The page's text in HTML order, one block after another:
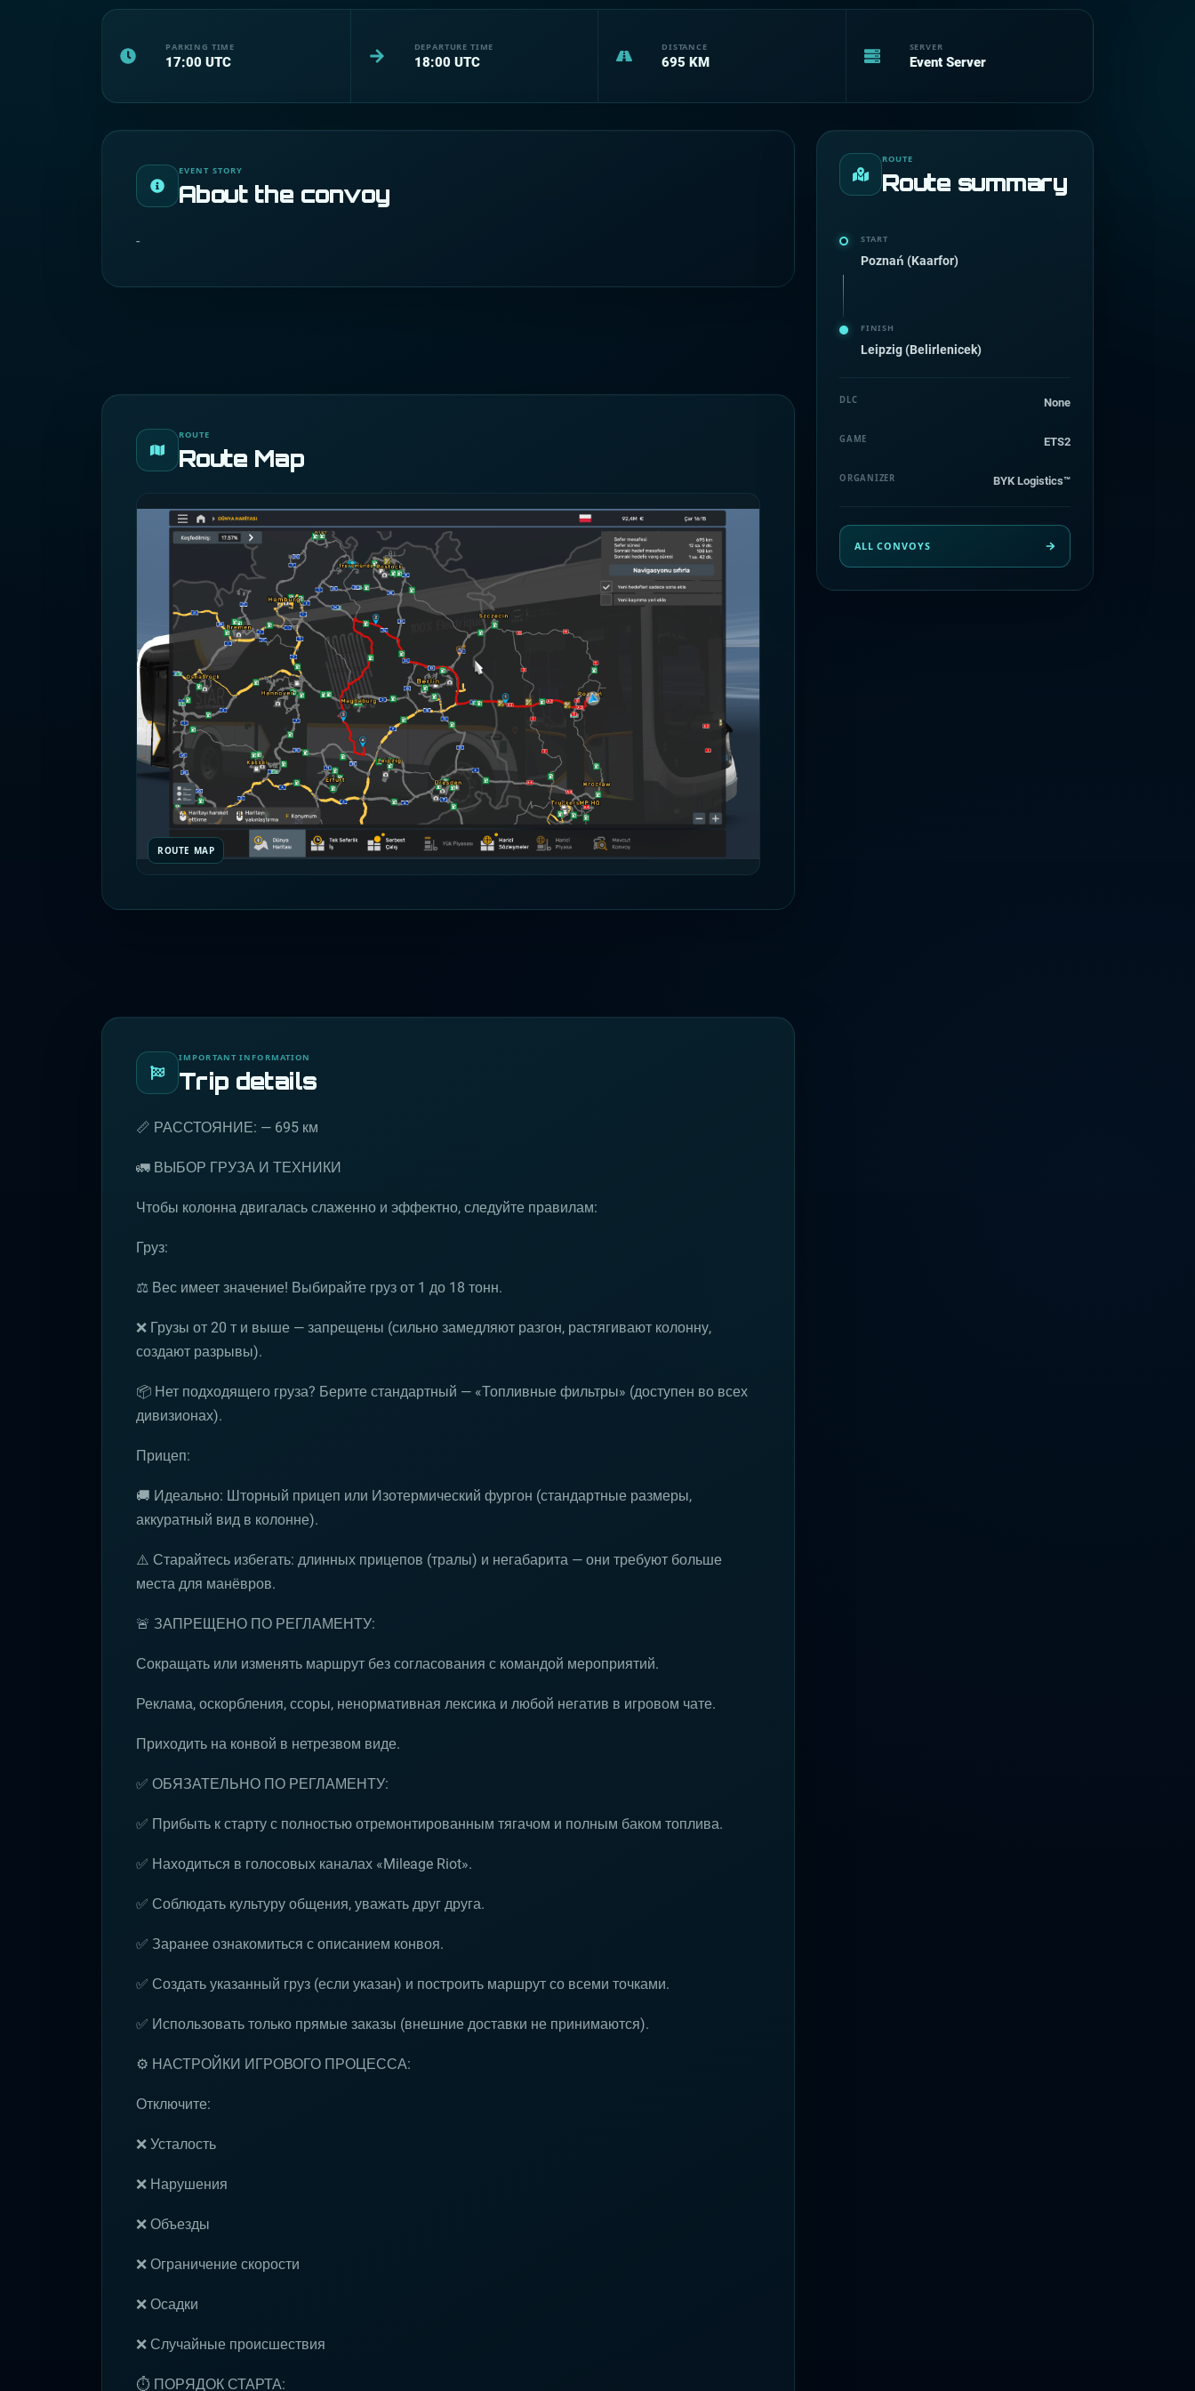
PARKING TIME
17:00 UTC
DEPARTURE TIME
18:00 UTC
DISTANCE
695 KM
SERVER
Event Server
EVENT STORY
About the convoy
-
ROUTE
Route Map
ROUTE MAP
IMPORTANT INFORMATION
Trip details
📏 РАССТОЯНИЕ: — 695 км
🚛 ВЫБОР ГРУЗА И ТЕХНИКИ
Чтобы колонна двигалась слаженно и эффектно, следуйте правилам:
Груз:
⚖️ Вес имеет значение! Выбирайте груз от 1 до 18 тонн.
❌ Грузы от 20 т и выше — запрещены (сильно замедляют разгон, растягивают колонну,
создают разрывы).
📦 Нет подходящего груза? Берите стандартный — «Топливные фильтры» (доступен во всех
дивизионах).
Прицеп:
🚚 Идеально: Шторный прицеп или Изотермический фургон (стандартные размеры,
аккуратный вид в колонне).
⚠️ Старайтесь избегать: длинных прицепов (тралы) и негабарита — они требуют больше
места для манёвров.
🚨 ЗАПРЕЩЕНО ПО РЕГЛАМЕНТУ:
Сокращать или изменять маршрут без согласования с командой мероприятий.
Реклама, оскорбления, ссоры, ненормативная лексика и любой негатив в игровом чате.
Приходить на конвой в нетрезвом виде.
✅ ОБЯЗАТЕЛЬНО ПО РЕГЛАМЕНТУ:
✅ Прибыть к старту с полностью отремонтированным тягачом и полным баком топлива.
✅ Находиться в голосовых каналах «Mileage Riot».
✅ Соблюдать культуру общения, уважать друг друга.
✅ Заранее ознакомиться с описанием конвоя.
✅ Создать указанный груз (если указан) и построить маршрут со всеми точками.
✅ Использовать только прямые заказы (внешние доставки не принимаются).
⚙️ НАСТРОЙКИ ИГРОВОГО ПРОЦЕССА:
Отключите:
❌ Усталость
❌ Нарушения
❌ Объезды
❌ Ограничение скорости
❌ Осадки
❌ Случайные происшествия
⏱ ПОРЯДОК СТАРТА:
ROUTE
Route summary
START
Poznań (Kaarfor)
FINISH
Leipzig (Belirlenicek)
DLC None
GAME ETS2
ORGANIZER BYK Logistics™
ALL CONVOYS